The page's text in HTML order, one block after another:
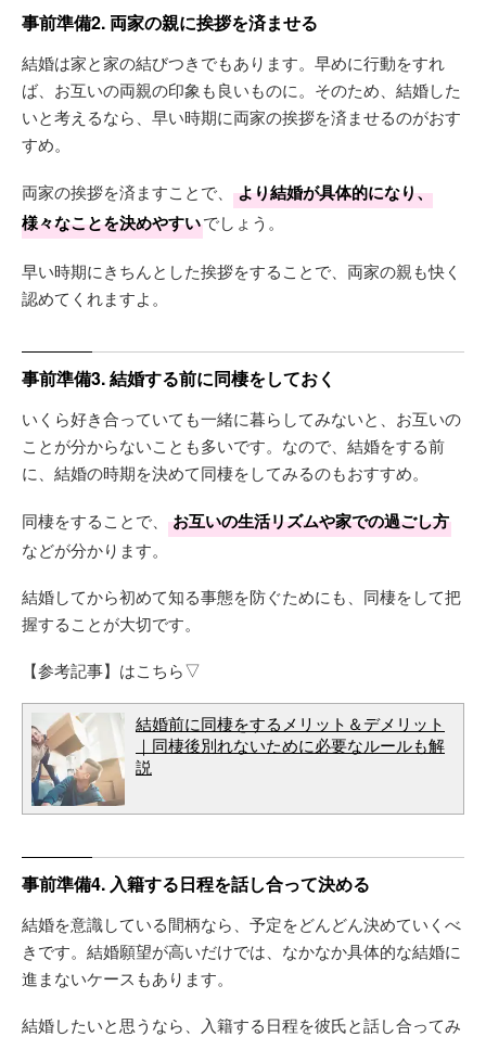
事前準備2. 両家の親に挨拶を済ませる
結婚は家と家の結びつきでもあります。早めに行動をすれ
ば、お互いの両親の印象も良いものに。そのため、結婚した
いと考えるなら、早い時期に両家の挨拶を済ませるのがおす
すめ。
両家の挨拶を済ますことで、
より結婚が具体的になり、
様々なことを決めやすいでしょう。
早い時期にきちんとした挨拶をすることで、両家の親も快く
認めてくれますよ。
事前準備3. 結婚する前に同棲をしておく
いくら好き合っていても一緒に暮らしてみないと、お互いの
ことが分からないことも多いです。なので、結婚をする前
に、結婚の時期を決めて同棲をしてみるのもおすすめ。
同棲をすることで、 お互いの生活リズムや家での過ごし方
などが分かります。
結婚してから初めて知る事態を防ぐためにも、同棲をして把
握することが大切です。
【参考記事】はこちら▽
結婚前に同棲をするメリット＆デメリット
｜同棲後別れないために必要なルールも解
説
事前準備4. 入籍する日程を話し合って決める
結婚を意識している間柄なら、予定をどんどん決めていくべ
きです。結婚願望が高いだけでは、なかなか具体的な結婚に
進まないケースもあります。
結婚したいと思うなら、入籍する日程を彼氏と話し合ってみ